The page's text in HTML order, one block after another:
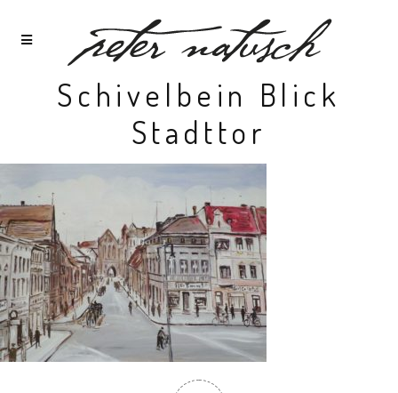
Schivelbein Blick
Stadttor